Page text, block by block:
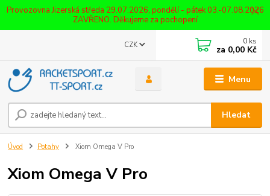
Provozovna Jizerská středa 29.07.2026, pondělí - pátek 03.-07.08.2026
ZAVŘENO. Děkujeme za pochopení
Menu
CZK
Hledat
0 ks
za 0,00 Kč
Úvod Potahy Xiom Omega V Pro
Xiom Omega V Pro